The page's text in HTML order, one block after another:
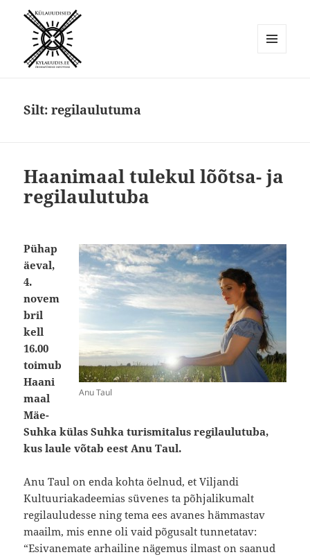
Silt:regilaulutuma
Haanimaal tulekul lõõtsa- ja
regilaulutuba
Anu Taul
Pühap
äeval,
4.
novem
bril
kell
16.00
toimub
Haani
maal
Mäe-
Suhka külas Suhka turismitalus regilaulutuba,
kus laule võtab eest Anu Taul.
Anu Taul on enda kohta öelnud, et Viljandi
Kultuuriakadeemias süvenes ta põhjalikumalt
regilauludesse ning tema ees avanes hämmastav
maailm, mis enne oli vaid põgusalt tunnetatav:
“Esivanemate arhailine nägemus ilmast on saanud